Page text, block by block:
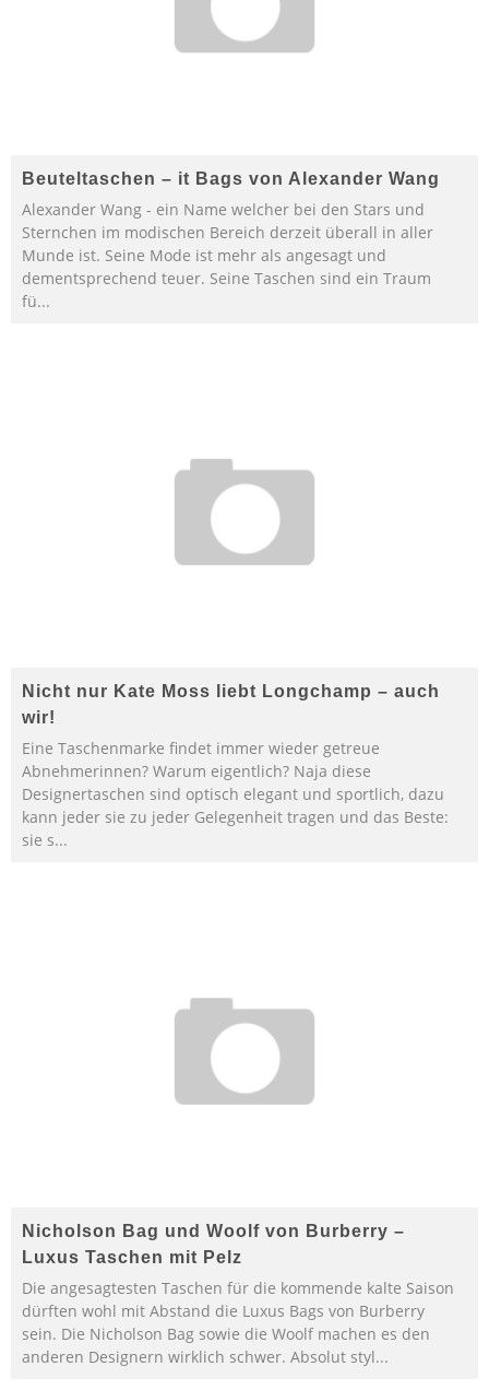
Beuteltaschen – it Bags von Alexander Wang
Alexander Wang - ein Name welcher bei den Stars und
Sternchen im modischen Bereich derzeit überall in aller
Munde ist. Seine Mode ist mehr als angesagt und
dementsprechend teuer. Seine Taschen sind ein Traum
fü...
Nicht nur Kate Moss liebt Longchamp – auch
wir!
Eine Taschenmarke findet immer wieder getreue
Abnehmerinnen? Warum eigentlich? Naja diese
Designertaschen sind optisch elegant und sportlich, dazu
kann jeder sie zu jeder Gelegenheit tragen und das Beste:
sie s...
Nicholson Bag und Woolf von Burberry –
Luxus Taschen mit Pelz
Die angesagtesten Taschen für die kommende kalte Saison
dürften wohl mit Abstand die Luxus Bags von Burberry
sein. Die Nicholson Bag sowie die Woolf machen es den
anderen Designern wirklich schwer. Absolut styl...